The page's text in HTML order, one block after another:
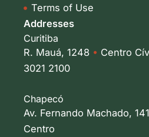
Terms of Use
Addresses
Curitiba
R. Mauá, 1248 • Centro
3021 2100
Chapecó
Av. Fernando Machado,
Centro